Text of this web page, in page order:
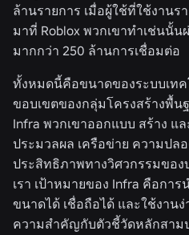
ล้านรายการ เมื่อผู้ใช้ที่ใช้งานร
มาที่ Roblox พวกเขาทำเช่นนั้
มากกว่า 250 ล้านการเชื่อมต่อ
ทั้งหมดนี้คือขนาดของระบบเทค
ขอบเขตของกลุ่มโครงสร้างพื้น
Infra พวกเขาออกแบบ สร้าง แ
ประมวลผล เครือข่าย ความปล
ประสิทธิภาพทางวิศวกรรมขอ
เรา เป้าหมายของ Infra คือกา
ขนาดได้ เชื่อถือได้ และใช้งาน
ความสำคัญกับตัวชี้วัดหลักสาม